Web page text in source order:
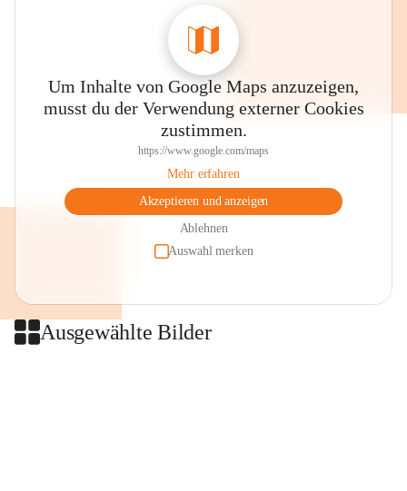
Um Inhalte von Google Maps anzuzeigen,
musst du der Verwendung externer Cookies
zustimmen.
https://www.google.com/maps
Mehr erfahren
Akzeptieren und anzeigen
Ablehnen
Auswahl merken
Ausgewählte Bilder